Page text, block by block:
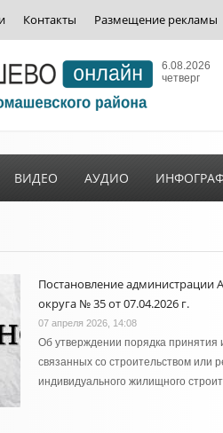
Контакты Размещение рекламы
6.08.2026
четверг
ВИДЕО АУДИО
Постановление
округа № 35 от 07.04.2026 г.
07 апреля 2026, 14:08
Об утверждении порядка принятия
связанных со строительством или
индивидуального жилищного